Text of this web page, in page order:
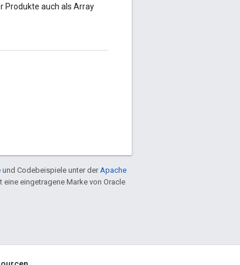
Produkte auch als Array
und Codebeispiele unter derApache
eine eingetragene Marke von Oracle